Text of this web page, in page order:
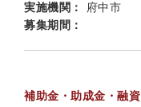
実施機関：
府中市
募集期間：
補助金・助成金・融資